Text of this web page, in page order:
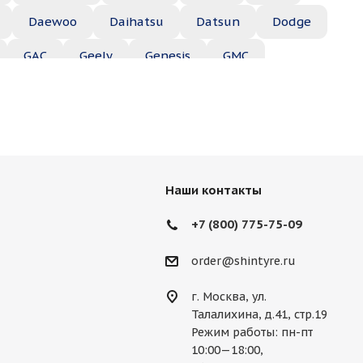
Daewoo Daihatsu Datsun Dodge
GAC Geely Genesis GMC
Renault Rolls-Royce
Suzuki Tesla
Наши контакты
+7 (800) 775-75-09
order@shintyre.ru
г. Москва, ул.
Талалихина, д.41, стр.19
Режим работы: пн-пт
10:00—18:00,